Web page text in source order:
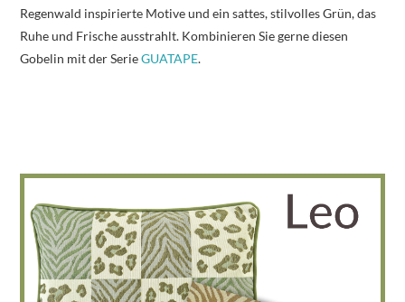
Regenwald inspirierte Motive und ein sattes, stilvolles Grün, das
Ruhe und Frische ausstrahlt. Kombinieren Sie gerne diesen
Gobelin mit der SerieGUATAPE.